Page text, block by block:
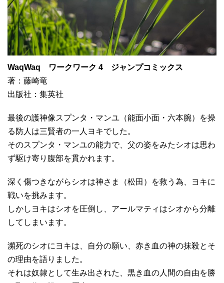
WaqWaq ワークワーク 4 ジャンプコミックス
著：藤崎竜
出版社：集英社
最後の護神像スプンタ・マンユ（能面小面・六本腕）を操
る防人は三賢者の一人ヨキでした。
そのスプンタ・マンユの能力で、父の姿をみたシオは思わ
ず駆け寄り腹部を貫かれます。
深く傷つきながらシオは神さま（松田）を救う為、ヨキに
戦いを挑みます。
しかしヨキはシオを圧倒し、アールマティはシオから分離
してしまいます。
瀕死のシオにヨキは、自分の願い、赤き血の神の抹殺とそ
の理由を語りました。
それは奴隷として生み出された、黒き血の人間の自由を勝